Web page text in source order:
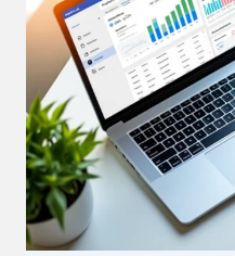
VISITE
VIDE
ASSURÉE